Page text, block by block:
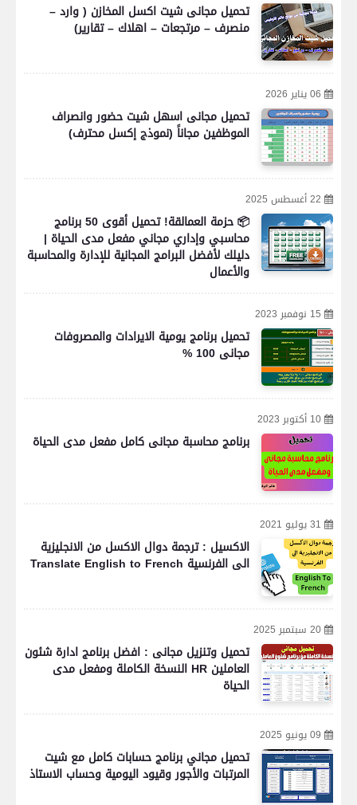
تحميل مجانى شيت اكسل المخازن ( وارد –
منصرف – مرتجعات – اهلاك – تقارير)
06 يناير 2026
تحميل مجانى اسهل شيت حضور وانصراف
الموظفين مجاناً (نموذج إكسل محترف)
22 أغسطس 2025
📦 حزمة العمالقة! تحميل أقوى 50 برنامج
محاسبي وإداري مجاني مفعل مدى الحياة |
دليلك لأفضل البرامج المجانية للإدارة والمحاسبة
والأعمال
15 نوفمبر 2023
تحميل برنامج يومية الايرادات والمصروفات
مجانى 100 %
10 أكتوبر 2023
برنامج محاسبة مجانى كامل مفعل مدى الحياة
31 يوليو 2021
الاكسيل : ترجمة دوال الاكسل من الانجليزية
الى الفرنسية Translate English to French
20 سبتمبر 2025
تحميل وتنزيل مجانى : افضل برنامج ادارة شئون
العاملين HR النسخة الكاملة ومفعل مدى
الحياة
09 يونيو 2025
تحميل مجاني برنامج حسابات كامل مع شيت
المرتبات والأجور وقيود اليومية وحساب الاستاذ